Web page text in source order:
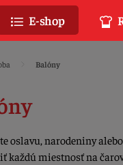
Balóny
oslavu, narodeniny
každú miestnosť na
E-shop